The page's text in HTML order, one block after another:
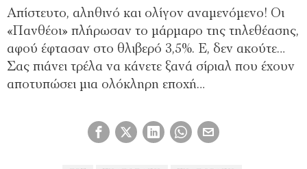
Απίστευτο, αληθινό και ολίγον αναμενόμενο! Οι
«Πανθέοι» πλήρωσαν το μάρμαρο της τηλεθέασης,
αφού έφτασαν στο θλιβερό 3,5%. Ε, δεν ακούτε…
Σας πιάνει τρέλα να κάνετε ξανά σίριαλ που έχουν
αποτυπώσει μια ολόκληρη εποχή…